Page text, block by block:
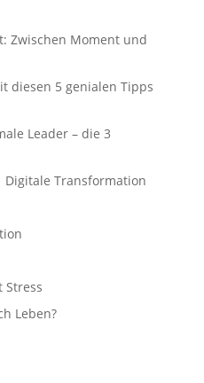
Zwischen Moment und
diesen 5 genialen Tipps
Leader – die 3
Transformation
Leben?